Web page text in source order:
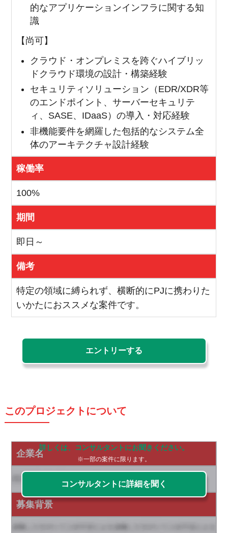
的なアプリケーションインフラに関する知
識
【尚可】
クラウド・オンプレミスを跨ぐハイブリッ
ドクラウド環境の設計・構築経験
セキュリティソリューション（EDR/XDR等
のエンドポイント、サーバーセキュリテ
ィ、SASE、IDaaS）の導入・対応経験
非機能要件を網羅した包括的なシステム全
体のアーキテクチャ設計経験
稼働率
100%
期間
即日～
備考
特定の領域に縛られず、横断的にPJに携わりた
いかたにおススメな案件です。
エントリーする
このプロジェクトについて
企業名
募集背景
詳しくは、コンサルタントにお聞きください。
※一部の案件に限ります。
コンサルタントに詳細を聞く